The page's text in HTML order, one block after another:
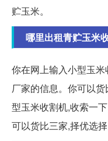
贮玉米。
哪里出租青贮玉米
你在网上输入小型玉
厂家的信息。你可以
型玉米收割机,收索一
可以货比三家,择优选择